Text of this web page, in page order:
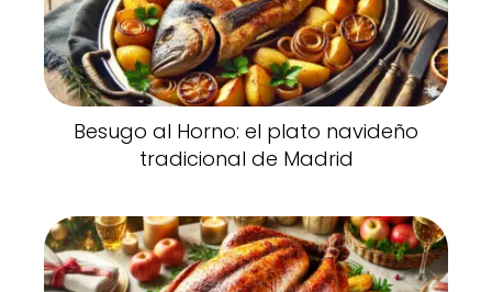
Besugo al Horno: el plato navideño
tradicional de Madrid